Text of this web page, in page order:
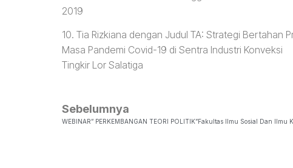
2019
10. Tia Rizkiana dengan Judul TA: Strategi Bertahan
Masa Pandemi Covid-19 di Sentra Industri Konveksi
Tingkir Lor Salatiga
Sebelumnya